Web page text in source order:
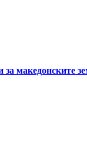
македонските